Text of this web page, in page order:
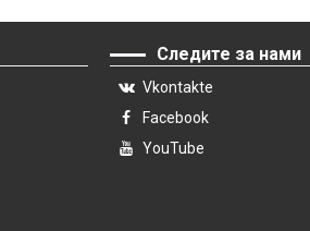
Следите за нами
Vkontakte
Facebook
YouTube